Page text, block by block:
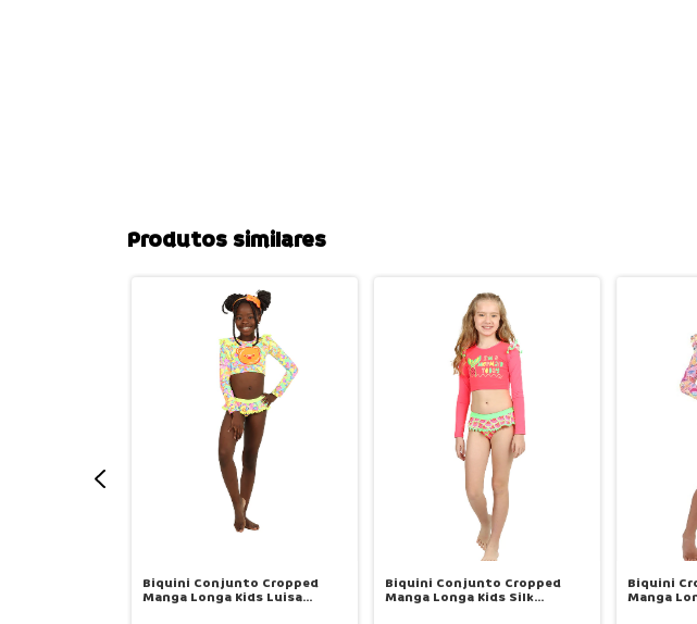
Produtos similares
Biquini Conjunto Cropped
Manga Longa Kids Luisa
Biquini Conjunto Cropped
Manga Longa Kids Silk
Biquini
Manga